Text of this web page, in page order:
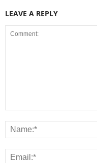
LEAVE A REPLY